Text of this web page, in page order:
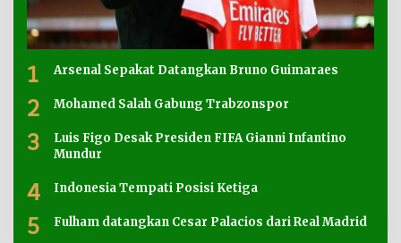
1 Arsenal Sepakat Datangkan Bruno Guimaraes
2 Mohamed Salah Gabung Trabzonspor
3
Luis Figo Desak Presiden FIFA Gianni Infantino
Mundur
4 Indonesia Tempati Posisi Ketiga
5 Fulham datangkan Cesar Palacios dari Real Madrid